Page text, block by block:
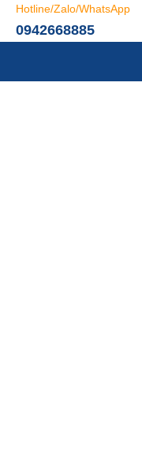
Hotline/Zalo/WhatsApp
0942668885